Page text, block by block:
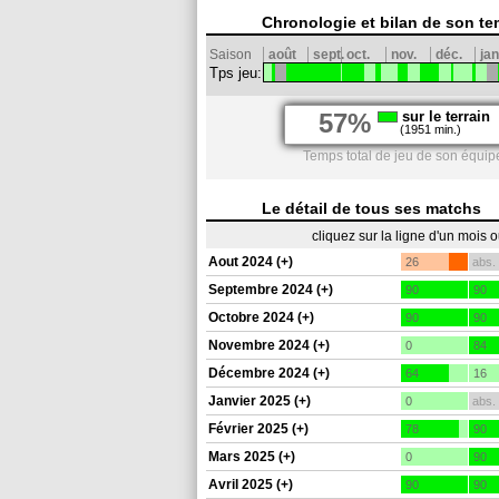
Chronologie et bilan de son
Saison août sept.oct. nov. déc.
Tps jeu:
57% sur le terrain
(1951 min.)
Temps total de jeu de son
Le détail de tous ses matchs
cliquez sur la ligne d'un mois
Aout 2024 (+)
26 abs.
Septembre 2024 (+) 90 90
Octobre 2024 (+) 90 90
Novembre 2024 (+) 0 84
Décembre 2024 (+) 64 16
Janvier 2025 (+) 0 abs.
Février 2025 (+) 78 90
Mars 2025 (+) 0 90
Avril 2025 (+) 90 90